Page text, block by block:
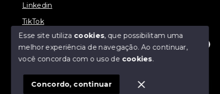
Olá! Estamos disponíveis para te ajudar.
Linkedin
TikTok
© Copyright 2026 - Nova Aliança Assessoria Imobiliária
SITE PARA IMOBILIARIA
Esse site utiliza cookies, que possibilitam uma
melhor experiência de navegação.Ao continuar,
você concorda com o uso de cookies.
Concordo, continuar